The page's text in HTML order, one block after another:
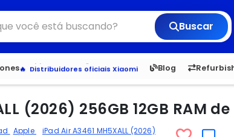
Buscar
Distribuidores oficiais Xiaomi
Blog
6,050 5.20
(2026) 256GB 12GB RAM de
Apple iPad Air A3461 MH5XALL (2026)